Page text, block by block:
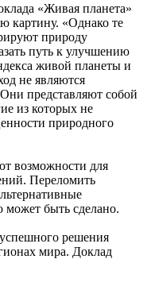
«Живая планета»
картину. «Однако те
природу
путь к улучшению
живой планеты и
не являются
представляют собой
из которых не
природного
возможности для
Переломить
может быть сделано.
решения
мира. Доклад